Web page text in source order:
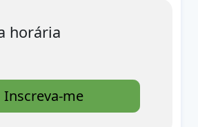
horária
Inscreva-me